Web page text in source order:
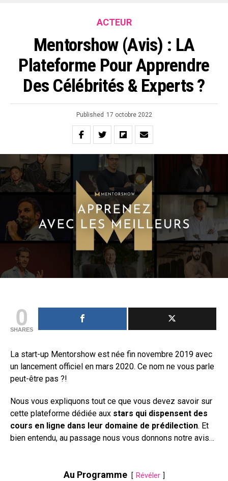
ACTEUR
Mentorshow (Avis) : LA
Plateforme Pour Apprendre
Des Célébrités & Experts ?
Published 17 octobre 2022
0
SHARES
La start-up Mentorshow est née fin novembre 2019 avec
un lancement officiel en mars 2020. Ce nom ne vous parle
peut-être pas ?!
Nous vous expliquons tout ce que vous devez savoir sur
cette plateforme dédiée aux stars qui dispensent des
cours en ligne dans leur domaine de prédilection. Et
bien entendu, au passage nous vous donnons notre avis…
Au Programme Révéler